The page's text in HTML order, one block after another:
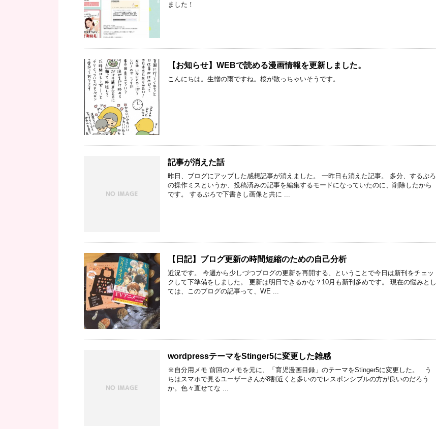
ました！
【お知らせ】WEBで読める漫画情報を更新しました。
こんにちは。生憎の雨ですね。桜が散っちゃいそうです。
記事が消えた話
昨日、ブログにアップした感想記事が消えました。 一昨日も消えた記事。 多分、するぷろ
の操作ミスというか、投稿済みの記事を編集するモードになっていたのに、削除したから
です。 するぷろで下書きし画像と共に ...
【日記】ブログ更新の時間短縮のための自己分析
近況です。 今週から少しづつブログの更新を再開する、ということで今日は新刊をチェッ
クして下準備をしました。 更新は明日できるかな？10月も新刊多めです。 現在の悩みとし
ては、このブログの記事って、WE ...
wordpressテーマをStinger5に変更した雑感
※自分用メモ 前回のメモを元に、「育児漫画目録」のテーマをStinger5に変更した。 う
ちはスマホで見るユーザーさんが8割近くと多いのでレスポンシブルの方が良いのだろう
か。色々直せてな ...